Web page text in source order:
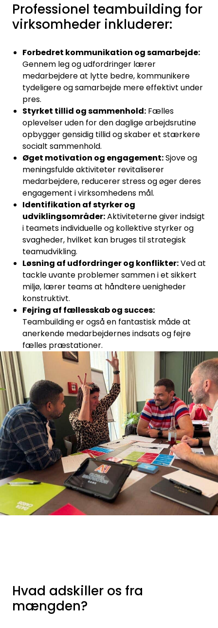
Professionel teambuilding for
virksomheder inkluderer:
Forbedret kommunikation og samarbejde:
Gennem leg og udfordringer lærer
medarbejdere at lytte bedre, kommunikere
tydeligere og samarbejde mere effektivt under
pres.
Styrket tillid og sammenhold:Fælles
oplevelser uden for den daglige arbejdsrutine
opbygger gensidig tillid og skaber et stærkere
socialt sammenhold.
Øget motivation og engagement:Sjove og
meningsfulde aktiviteter revitaliserer
medarbejdere, reducerer stress og øger deres
engagement i virksomhedens mål.
Identifikation af styrker og
udviklingsområder:Aktiviteterne giver indsigt
i teamets individuelle og kollektive styrker og
svagheder, hvilket kan bruges til strategisk
teamudvikling.
Løsning af udfordringer og konflikter:Ved at
tackle uvante problemer sammen i et sikkert
miljø, lærer teams at håndtere uenigheder
konstruktivt.
Fejring af fællesskab og succes:
Teambuilding er også en fantastisk måde at
anerkende medarbejdernes indsats og fejre
fælles præstationer.
Hvad adskiller os fra
mængden?